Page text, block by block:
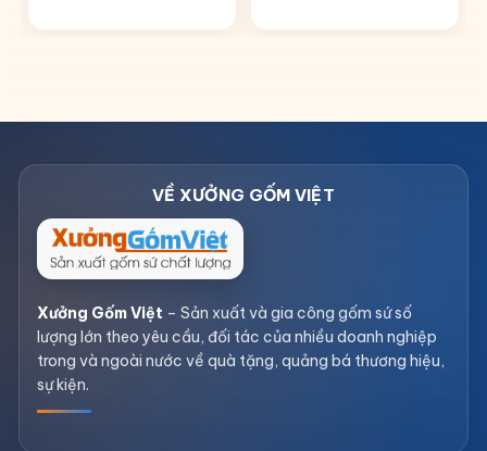
Xưởng Gốm Việt – Sản xuất và gia công gốm sứ số
lượng lớn theo yêu cầu, đối tác của nhiều doanh nghiệp
trong và ngoài nước về quà tặng, quảng bá thương hiệu,
sự kiện.